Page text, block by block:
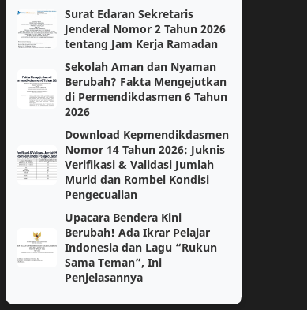
Pendidikan Pancasila Sejarah
Sosiologi paskibraka
Bahasa Jawa
Capaian Pembelajaran Fase F
Info GTK
Kenaikan Pangkat
Kumpulan Soal Agama SD
Surat Edaran Sekretaris
Jenderal Nomor 2 Tahun 2026
tentang Jam Kerja Ramadan
Sekolah Aman dan Nyaman
Berubah? Fakta Mengejutkan
di Permendikdasmen 6 Tahun
2026
Download Kepmendikdasmen
Nomor 14 Tahun 2026: Juknis
Verifikasi & Validasi Jumlah
Murid dan Rombel Kondisi
Pengecualian
Upacara Bendera Kini
Berubah! Ada Ikrar Pelajar
Indonesia dan Lagu “Rukun
Sama Teman”, Ini
Penjelasannya